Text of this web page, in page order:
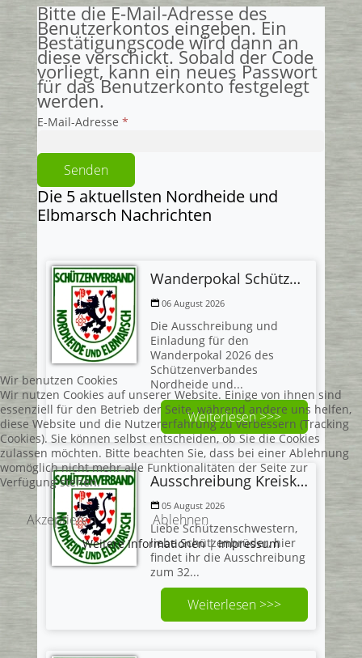
Bitte die E-Mail-Adresse des
Benutzerkontos eingeben. Ein
Bestätigungscode wird dann an
diese verschickt. Sobald der Code
vorliegt, kann ein neues Passwort
für das Benutzerkonto festgelegt
werden.
E-Mail-Adresse *
Senden
Die 5 aktuellsten Nordheide und
Elbmarsch Nachrichten
Wanderpokal Schützenverband Nordheide und Elbmarsch
06 August 2026
Die Ausschreibung und
Einladung für den
Wanderpokal 2026 des
Schützenverbandes
Nordheide und...
Weiterlesen >>>
Ausschreibung Kreiskönigsschießen und Einladung zum Kreiskönigsball 2026
05 August 2026
Liebe Schützenschwestern,
liebe Schützenbrüder, hier
findet ihr die Ausschreibung
zum 32...
Weiterlesen >>>
Wir benutzen Cookies
Wir nutzen Cookies auf unserer Website. Einige von ihnen sind
essenziell für den Betrieb der Seite, während andere uns helfen,
diese Website und die Nutzererfahrung zu verbessern (Tracking
Cookies). Sie können selbst entscheiden, ob Sie die Cookies
zulassen möchten. Bitte beachten Sie, dass bei einer Ablehnung
womöglich nicht mehr alle Funktionalitäten der Seite zur
Verfügung stehen.
Akzeptieren Ablehnen
Weitere Informationen|Impressum